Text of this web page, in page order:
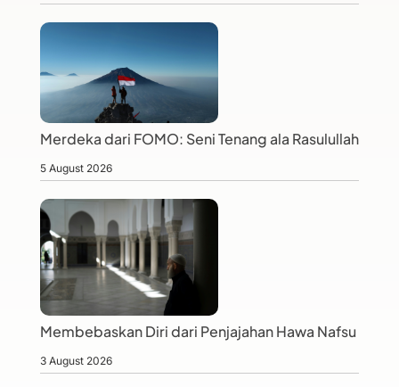
Merdeka dari FOMO: Seni Tenang ala Rasulullah
5 August 2026
Membebaskan Diri dari Penjajahan Hawa Nafsu
3 August 2026